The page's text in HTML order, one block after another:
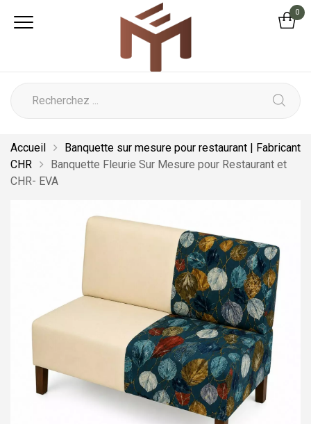
0
Accueil
Banquette sur mesure pour restaurant | Fabricant
CHR
Banquette Fleurie Sur Mesure pour Restaurant et
CHR- EVA